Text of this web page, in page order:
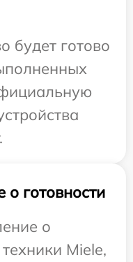
будет готово
готовности
о
Miele,